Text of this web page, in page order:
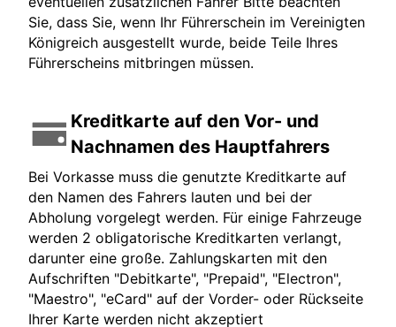
Sie, dass Sie, wenn Ihr Führerschein im Vereinigten
Königreich ausgestellt wurde, beide Teile Ihres
Führerscheins mitbringen müssen.
Kreditkarte auf den Vor- und
Nachnamen des Hauptfahrers
Bei Vorkasse muss die genutzte Kreditkarte auf
den Namen des Fahrers lauten und bei der
Abholung vorgelegt werden. Für einige Fahrzeuge
werden 2 obligatorische Kreditkarten verlangt,
darunter eine große. Zahlungskarten mit den
Aufschriften "Debitkarte", "Prepaid", "Electron",
"Maestro", "eCard" auf der Vorder- oder Rückseite
Ihrer Karte werden nicht akzeptiert